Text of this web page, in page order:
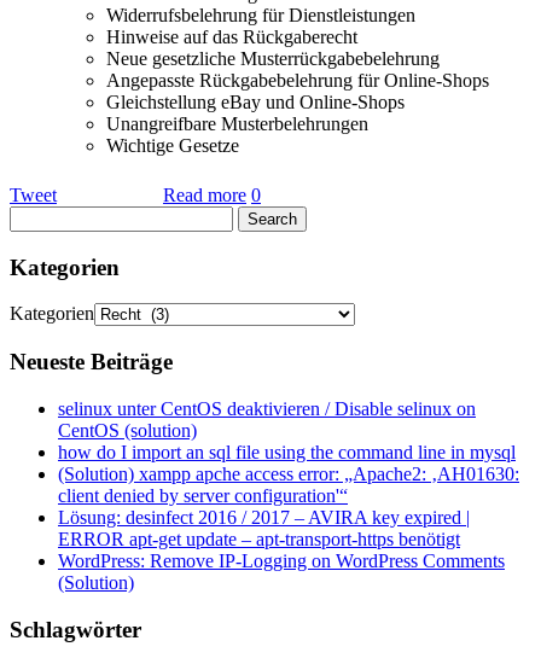
Widerrufsbelehrung für Dienstleistungen
Hinweise auf das Rückgaberecht
Neue gesetzliche Musterrückgabebelehrung
Angepasste Rückgabebelehrung für Online-Shops
Gleichstellung eBay und Online-Shops
Unangreifbare Musterbelehrungen
Wichtige Gesetze
Tweet Read more 0
Kategorien
Kategorien
Neueste Beiträge
selinux unter CentOS deaktivieren / Disable selinux on
CentOS (solution)
how do I import an sql file using the command line in mysql
(Solution) xampp apche access error: „Apache2: ‚AH01630:
client denied by server configuration'“
Lösung: desinfect 2016 / 2017 – AVIRA key expired |
ERROR apt-get update – apt-transport-https benötigt
WordPress: Remove IP-Logging on WordPress Comments
(Solution)
Schlagwörter